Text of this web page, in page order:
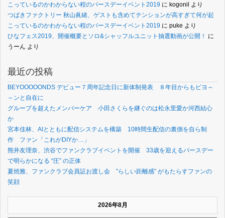
こっているのかわからない程のバースデーイベント2019 に kogonil より
つばきファクトリー 秋山眞緒、ゲストも含めてテンションが高すぎて何が起
こっているのかわからない程のバースデーイベント2019 に puke より
ひなフェス2019、開催概要とソロ&シャッフルユニット抽選動画が公開！
に
うーん より
最近の投稿
BEYOOOOONDS デビュー７周年記念日に新体制発表 ８年目からもビヨ～
～ンと自在に
グループを超えたメンバーケア 小田さくらを継ぐのは松永里愛か河西結心
か
宮本佳林、AIとともに配信システムを構築 10時間生配信の裏側を自ら制
作 ファン「これがDIYか…」
熊井友理奈、渋谷でファンクラブイベントを開催 33歳を迎えるバースデー
で明らかになる “圧” の正体
夏焼雅、ファンクラブ会員証お渡し会 ”らしい距離感” がもたらすファンの
笑顔
2026年8月